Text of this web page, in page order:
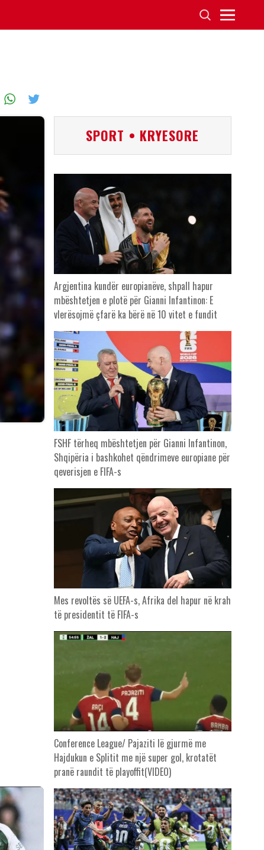
SPORT • KRYESORE
Argjentina kundër europianëve, shpall hapur
mbështetjen e plotë për Gianni Infantinon: E
vlerësojmë çfarë ka bërë në 10 vitet e fundit
FSHF tërheq mbështetjen për Gianni Infantinon,
Shqipëria i bashkohet qëndrimeve europiane për
qeverisjen e FIFA-s
Mes revoltës së UEFA-s, Afrika del hapur në krah
të presidentit të FIFA-s
Conference League/ Pajaziti lë gjurmë me
Hajdukun e Splitit me një super gol, krotatët
pranë raundit të playoffit(VIDEO)